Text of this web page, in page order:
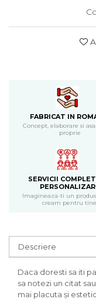
Cadouri pentru cea
Cadouri personalizate
Ateliere - planse cu
FABRICAT IN
Concept, elaborare si
proprie
SERVICII
Imagineaza-ti un
cream pentru
Descriere
Daca doresti sa iti
sa notezi un citat
mai placuta și